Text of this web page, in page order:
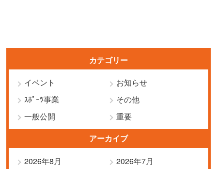
カテゴリー
イベント
お知らせ
ｽﾎﾟｰﾂ事業
その他
一般公開
重要
アーカイブ
2026年8月
2026年7月